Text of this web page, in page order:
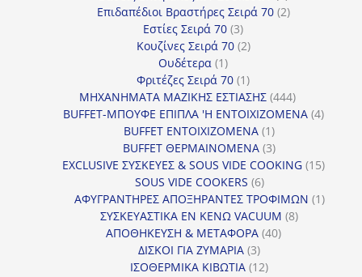
προϊόντα
Επιδαπέδιοι Βραστήρες Σειρά 70 22
Εστίες Σειρά 70 33
προϊόντα
Κουζίνες Σειρά 70 22
Ουδέτερα 11
προϊόν
Φριτέζες Σειρά 70 11
προϊόν
ΜΗΧΑΝΗΜΑΤΑ ΜΑΖΙΚΗΣ ΕΣΤΙΑΣΗΣ 444444
προϊόντα
BUFFET-ΜΠΟΥΦΕ ΕΠΙΠΛΑ 'Η ΕΝΤΟΙΧΙΖΟΜΕΝΑ 44
BUFFET ΕΝΤΟΙΧΙΖΟΜΕΝΑ 11
προϊόν
BUFFET ΘΕΡΜΑΙΝΟΜΕΝΑ 33
προϊόντα
EXCLUSIVE ΣΥΣΚΕΥΕΣ & SOUS VIDE COOKING 1515
SOUS VIDE COOKERS 66
προϊόντα
ΑΦΥΓΡΑΝΤΗΡΕΣ ΑΠΟΞΗΡΑΝΤΕΣ ΤΡΟΦΙΜΩΝ 11
ΣΥΣΚΕΥΑΣΤΙΚΑ ΕΝ ΚΕΝΩ VACUUM 88
ΑΠΟΘΗΚΕΥΣΗ & ΜΕΤΑΦΟΡΑ 4040
ΔΙΣΚΟΙ ΓΙΑ ΖΥΜΑΡΙΑ 33
προϊόντα
ΙΣΟΘΕΡΜΙΚΑ ΚΙΒΩΤΙΑ 1212